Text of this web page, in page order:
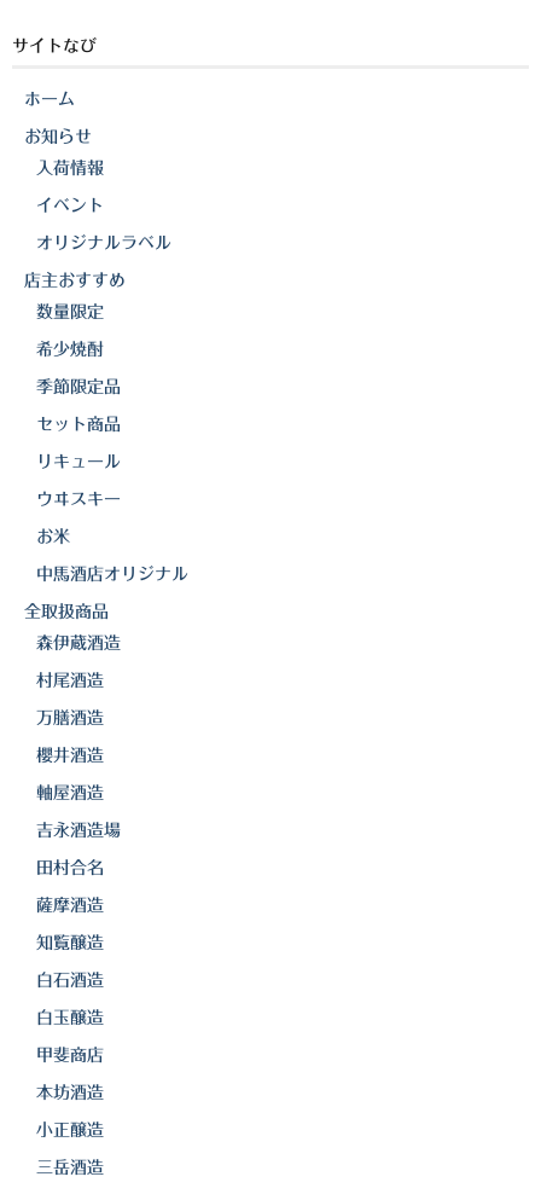
本坊酒造
小正醸造
三岳酒造
高良酒造
久保酒造
宮田本店
佐藤酒造
三和酒造
丸西酒造
吹上焼酎
白金酒造
田崎酒造
三和酒類
雲海酒造
配送について
お問合わせ
b
o
o
k
サイトなび
ホーム
お知らせ
入荷情報
イベント
オリジナルラベル
店主おすすめ
数量限定
希少焼酎
季節限定品
セット商品
リキュール
ウヰスキー
お米
中馬酒店オリジナル
全取扱商品
森伊蔵酒造
村尾酒造
万膳酒造
櫻井酒造
軸屋酒造
吉永酒造場
田村合名
薩摩酒造
知覧醸造
白石酒造
白玉醸造
甲斐商店
本坊酒造
小正醸造
三岳酒造